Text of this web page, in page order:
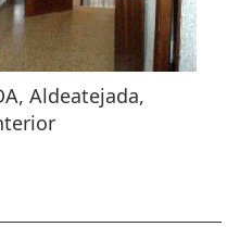
Aldeatejada,